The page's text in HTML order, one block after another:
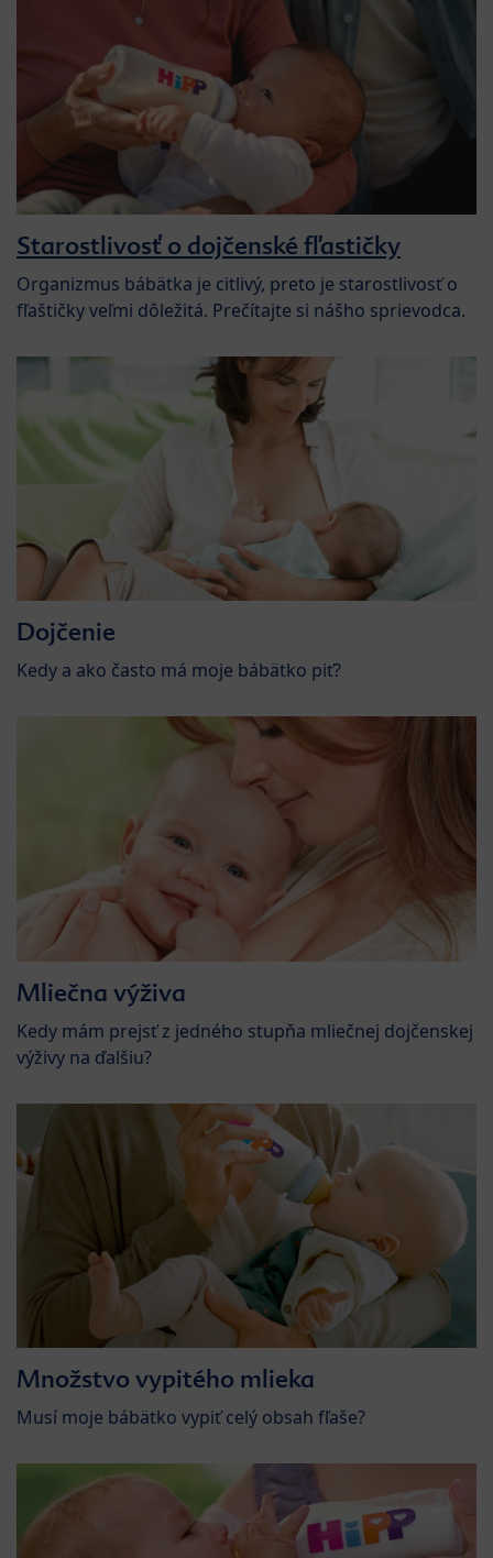
Starostlivosť o dojčenské fľastičky
Organizmus bábätka je citlivý, preto je starostlivosť o
fľaštičky veľmi dôležitá. Prečítajte si nášho sprievodca.
Dojčenie
Kedy a ako často má moje bábätko piť?
Mliečna výživa
Kedy mám prejsť z jedného stupňa mliečnej dojčenskej
výživy na ďalšiu?
Množstvo vypitého mlieka
Musí moje bábätko vypiť celý obsah fľaše?